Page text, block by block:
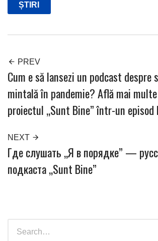
ȘTIRI
PREV
Cum e să lansezi un podcast despre
mintală în pandemie? Află mai
proiectul „Sunt Bine” într-un episod
NEXT
Где слушать „Я в порядке” —
подкаста „Sunt Bine”
for: